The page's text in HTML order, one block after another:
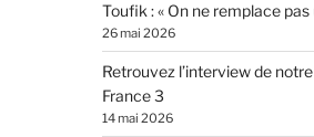
Toufik : « On ne remplace pas
26 mai 2026
Retrouvez l’interview de
France 3
14 mai 2026